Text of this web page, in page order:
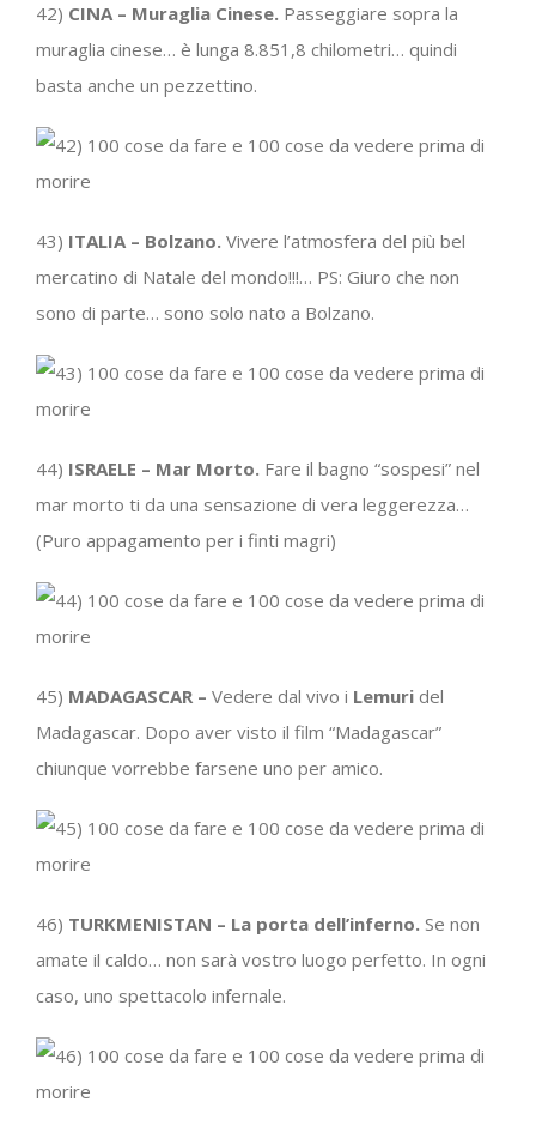
42) CINA – Muraglia Cinese. Passeggiare sopra la
muraglia cinese… è lunga 8.851,8 chilometri… quindi
basta anche un pezzettino.
43) ITALIA – Bolzano. Vivere l’atmosfera del più bel
mercatino di Natale del mondo!!!… PS: Giuro che non
sono di parte… sono solo nato a Bolzano.
44) ISRAELE – Mar Morto. Fare il bagno “sospesi” nel
mar morto ti da una sensazione di vera leggerezza…
(Puro appagamento per i finti magri)
45) MADAGASCAR – Vedere dal vivo i Lemuri del
Madagascar. Dopo aver visto il film “Madagascar”
chiunque vorrebbe farsene uno per amico.
46) TURKMENISTAN – La porta dell’inferno. Se non
amate il caldo… non sarà vostro luogo perfetto. In ogni
caso, uno spettacolo infernale.